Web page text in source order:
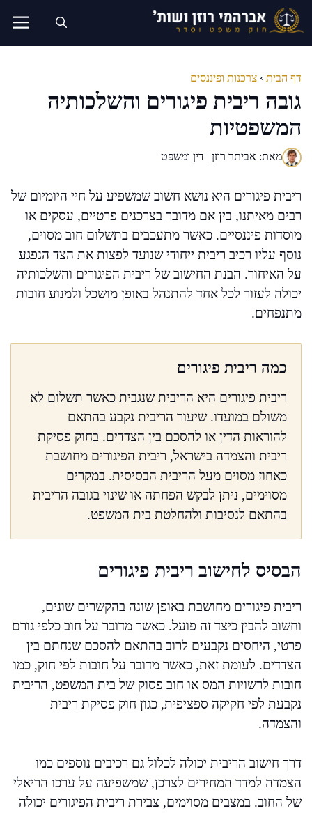
לדלג
לתוכן
דף הבית › צרכנות ופיננסים
גובה ריבית פיגורים והשלכותיה
המשפטיות
מאת: אביתר רוזן | דין ומשפט
ריבית פיגורים היא נושא חשוב שמשפיע על חיי היומיום של
רבים מאיתנו, בין אם מדובר בצרכנים פרטיים, עסקים או
מוסדות פיננסיים. כאשר מתעכבים בתשלום חוב מסוים,
נוסף עליו רכיב ריבית ייחודי שנועד לפצות את הצד הנפגע
על האיחור. הבנת החישוב של ריבית הפיגורים והשלכותיה
יכולה לעזור לכל אחד להתנהל באופן מושכל ולמנוע חובות
מתנפחים.
כמה ריבית פיגורים
ריבית פיגורים היא הריבית שנגבית כאשר תשלום לא
משולם במועדו. שיעור הריבית נקבע בהתאם
להוראות הדין או להסכם בין הצדדים. בחוק פסיקת
ריבית והצמדה בישראל, ריבית הפיגורים מחושבת
כאחוז מסוים מעל הריבית הבסיסית. במקרים
מסוימים, ניתן לבקש הפחתה או שינוי בגובה הריבית
בהתאם לנסיבות ולהחלטת בית המשפט.
הבסיס לחישוב ריבית פיגורים
ריבית פיגורים מחושבת באופן שונה בהקשרים שונים,
וחשוב להבין כיצד זה פועל. כאשר מדובר על חוב כלפי גורם
פרטי, היחסים נקבעים לרוב בהתאם להסכם שנחתם בין
הצדדים. לעומת זאת, כאשר מדובר על חובות לפי חוק, כמו
חובות לרשויות המס או חוב פסוק של בית המשפט, הריבית
נקבעת לפי חקיקה ספציפית, כגון חוק פסיקת ריבית
והצמדה.
דרך חישוב הריבית יכולה לכלול גם רכיבים נוספים כמו
הצמדה למדד המחירים לצרכן, שמשפיעה על ערכו הריאלי
של החוב. במצבים מסוימים, צבירת ריבית הפיגורים יכולה